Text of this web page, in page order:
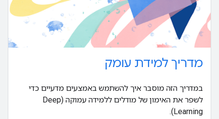
מדריך למידת עומק
במדריך הזה מוסבר איך להשתמש באמצעים מדעיים כדי
לשפר את האימון של מודלים ללמידה עמוקה (Deep
Learning).